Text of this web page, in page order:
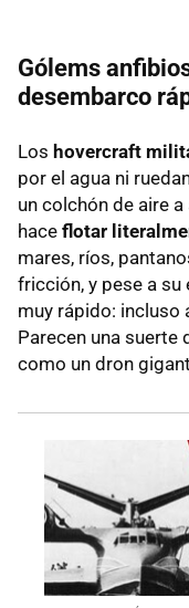
Gólems
desembarco
Los hovercraft
por el agua ni
un colchón de aire
hace flotar
mares, ríos,
fricción, y pese a su
muy rápido: incluso
Parecen una suerte
como un dron